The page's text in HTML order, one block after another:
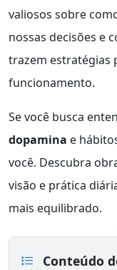
valiosos sobre
nossas decisões e
trazem estratégias
funcionamento.
Se você busca
dopamina e
você. Descubra
visão e prática
mais equilibrado.
Conteúdo